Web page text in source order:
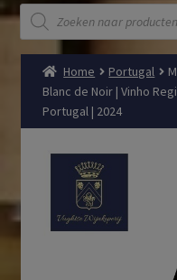
Producten
zoeken
Home Portugal
Blanc de Noir | Vinho
Portugal | 2024